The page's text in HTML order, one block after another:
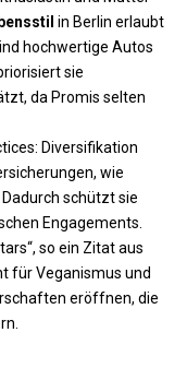
in Berlin erlaubt
hochwertige Autos
sie
da Promis selten
Diversifikation
wie
schützt sie
Engagements.
so ein Zitat aus
für Veganismus und
eröffnen, die